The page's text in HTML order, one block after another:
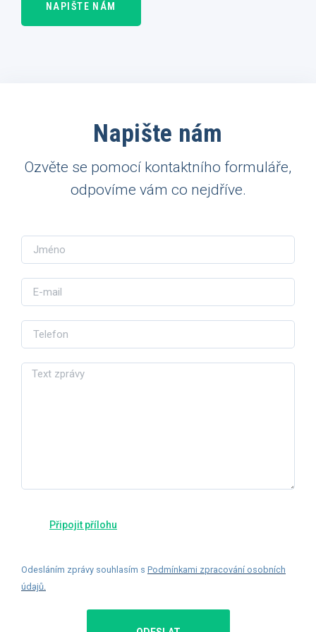
NAPIŠTE NÁM
Napište nám
Ozvěte se pomocí kontaktního formuláře,
odpovíme vám co nejdříve.
Odesláním zprávy souhlasím s Podmínkami zpracování osobních
údajů.